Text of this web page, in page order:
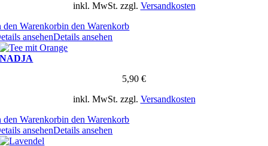
inkl. MwSt. zzgl. Versandkosten
den Warenkorbin den Warenkorb
ansehenDetails ansehen
NADJA
5,90 €
inkl. MwSt. zzgl. Versandkosten
den Warenkorbin den Warenkorb
ansehenDetails ansehen